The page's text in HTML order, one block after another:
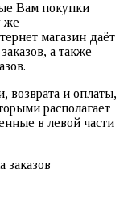
Вам покупки
же
магазин даёт
а также
возврата и оплаты,
располагает
в левой части